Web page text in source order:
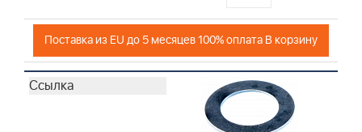
Поставка из EU до 5 месяцев 100% оплата В корзину